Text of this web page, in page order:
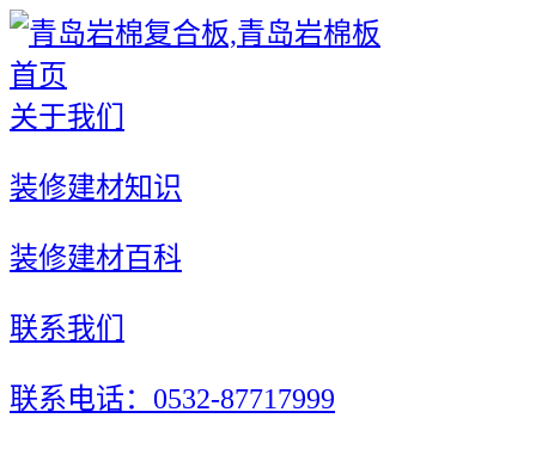
首页
关于我们
装修建材知识
装修建材百科
联系我们
联系电话：0532-87717999